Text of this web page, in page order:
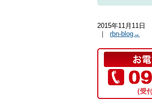
2015年11月11日
｜ rbn-blog→